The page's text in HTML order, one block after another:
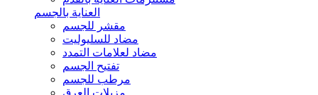
العناية بالجسم
مقشر للجسم
مضاد للسليوليت
مضاد لعلامات التمدد
تفتيح الجسم
مرطب للجسم
مزيلات العرق